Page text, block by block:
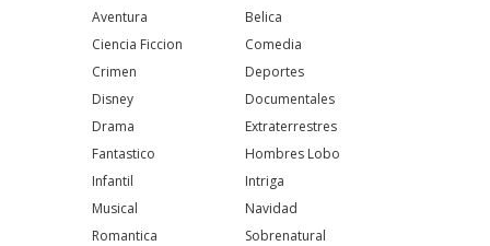
Aventura
Belica
Ciencia Ficcion
Comedia
Crimen
Deportes
Disney
Documentales
Drama
Extraterrestres
Fantastico
Hombres Lobo
Infantil
Intriga
Musical
Navidad
Romantica
Sobrenatural